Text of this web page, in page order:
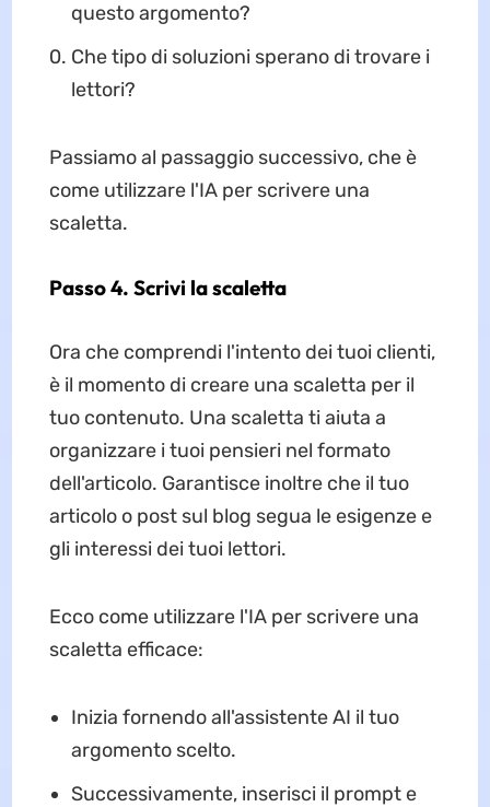
questo argomento?
Che tipo di soluzioni sperano di trovare i
lettori?
Passiamo al passaggio successivo, che è
come utilizzare l'IA per scrivere una
scaletta.
Passo 4. Scrivi la scaletta
Ora che comprendi l'intento dei tuoi clienti,
è il momento di creare una scaletta per il
tuo contenuto. Una scaletta ti aiuta a
organizzare i tuoi pensieri nel formato
dell'articolo. Garantisce inoltre che il tuo
articolo o post sul blog segua le esigenze e
gli interessi dei tuoi lettori.
Ecco come utilizzare l'IA per scrivere una
scaletta efficace:
Inizia fornendo all'assistente AI il tuo
argomento scelto.
Successivamente, inserisci il prompt e